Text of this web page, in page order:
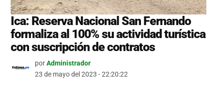
Ica: Reserva Nacional San Fernando
formaliza al 100% su actividad turística
con suscripción de contratos
porAdministrador
23 de mayo del 2023 - 22:20:22